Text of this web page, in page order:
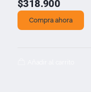
$318.900
Compra ahora